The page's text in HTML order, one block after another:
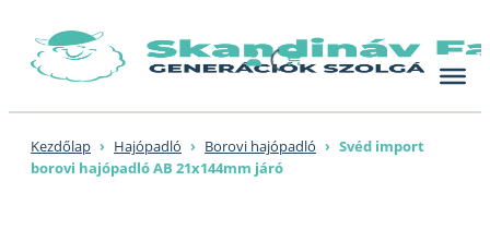
content
Kezdőlap › Hajópadló › Borovi hajópadló › Svéd import
borovi hajópadló AB 21x144mm járó